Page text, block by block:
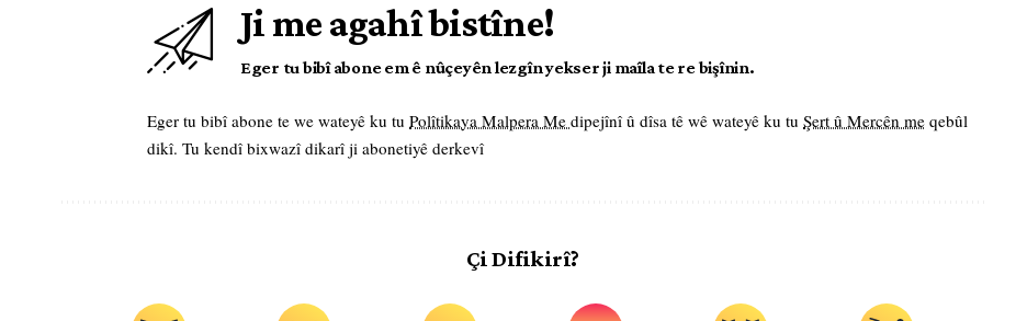
Ji me agahî bistîne!
Eger tu bibî abone em ê nûçeyên lezgîn yekser ji maîla te re bişînin.
Eger tu bibî abone te we wateyê ku tu Polîtikaya Malpera Me dipejînî û dîsa tê wê wateyê ku tu Şert û Mercên me qebûl
dikî. Tu kendî bixwazî dikarî ji abonetiyê derkevî
Çi Difikirî?